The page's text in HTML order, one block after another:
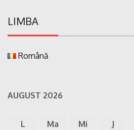
LIMBA
Română
AUGUST 2026
L Ma Mi J